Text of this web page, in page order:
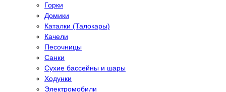
Горки
Домики
Каталки (Талокары)
Качели
Песочницы
Санки
Сухие бассейны и шары
Ходунки
Электромобили